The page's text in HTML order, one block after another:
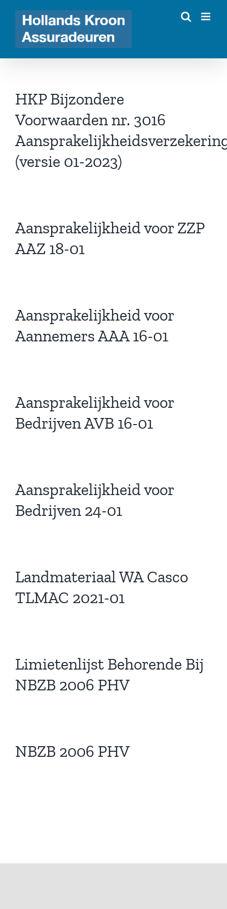
inhoud
HKP Bijzondere
Voorwaarden nr. 3016
(versie 01-2023)
Aansprakelijkheid voor ZZP
AAZ 18-01
Aansprakelijkheid voor
Aannemers AAA 16-01
Aansprakelijkheid voor
Bedrijven AVB 16-01
Aansprakelijkheid voor
Bedrijven 24-01
Landmateriaal WA Casco
TLMAC 2021-01
Limietenlijst Behorende Bij
NBZB 2006 PHV
NBZB 2006 PHV